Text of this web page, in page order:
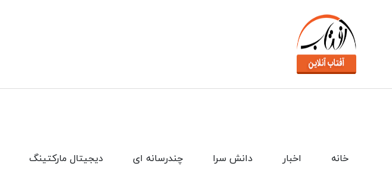
دیجیتال مارکتینگ چندرسانه ای دانش سرا اخبار خانه